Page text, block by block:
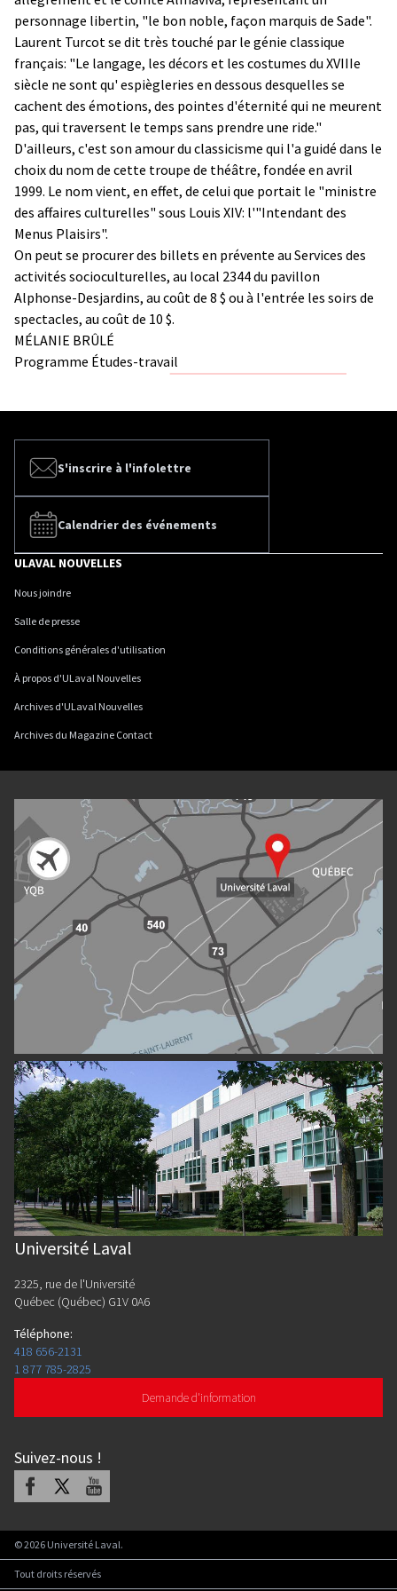
personnage libertin, "le bon noble, façon marquis de Sade".
Laurent Turcot se dit très touché par le génie classique
français: "Le langage, les décors et les costumes du XVIIIe
siècle ne sont qu' espiègleries en dessous desquelles se
cachent des émotions, des pointes d'éternité qui ne meurent
pas, qui traversent le temps sans prendre une ride."
D'ailleurs, c'est son amour du classicisme qui l'a guidé dans le
choix du nom de cette troupe de théâtre, fondée en avril
1999. Le nom vient, en effet, de celui que portait le "ministre
des affaires culturelles" sous Louis XIV: l'"Intendant des
Menus Plaisirs".
On peut se procurer des billets en prévente au Services des
activités socioculturelles, au local 2344 du pavillon
Alphonse-Desjardins, au coût de 8 $ ou à l'entrée les soirs de
spectacles, au coût de 10 $.
MÉLANIE BRÛLÉ
Programme Études-travail
S'inscrire à l'infolettre
Calendrier des événements
ULAVAL NOUVELLES
Nous joindre
Salle de presse
Conditions générales d'utilisation
À propos d'ULaval Nouvelles
Archives d'ULaval Nouvelles
Archives du Magazine Contact
Université Laval
2325, rue de l'Université
Québec (Québec) G1V 0A6
Téléphone:
418 656-2131
1 877 785-2825
Demande d'information
Suivez-nous !
Facebook Youtube
©2026 Université Laval.
Tout droits réservés